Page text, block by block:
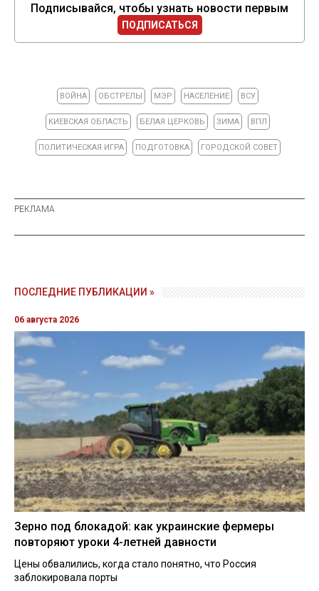
Подписывайся, чтобы узнать новости первым
ПОДПИСАТЬСЯ
ВОЙНА ОБСТРЕЛЫ МЭР НАСЕЛЕНИЕ ВСУ
КИЕВСКАЯ ОБЛАСТЬ БЕЛАЯ ЦЕРКОВЬ ЗИМА ВПЛ
ПОЛИТИЧЕСКАЯ ИГРА ПОДГОТОВКА ГОРОДСКОЙ СОВЕТ
ПОСЛЕДНИЕ ПУБЛИКАЦИИ »
06 августа 2026
Зерно под блокадой: как украинские фермеры
повторяют уроки 4-летней давности
Цены обвалились, когда стало понятно, что Россия
заблокировала порты